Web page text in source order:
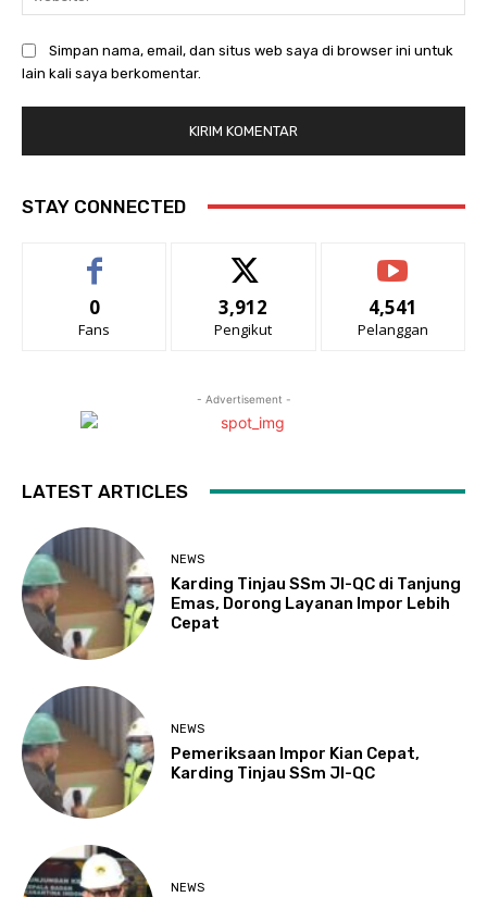
Simpan nama, email, dan situs web saya di browser ini untuk
lain kali saya berkomentar.
STAY CONNECTED
0
Fans
3,912
Pengikut
4,541
Pelanggan
- Advertisement -
LATEST ARTICLES
NEWS
Karding Tinjau SSm JI-QC di Tanjung
Emas, Dorong Layanan Impor Lebih
Cepat
NEWS
Pemeriksaan Impor Kian Cepat,
Karding Tinjau SSm JI-QC
NEWS